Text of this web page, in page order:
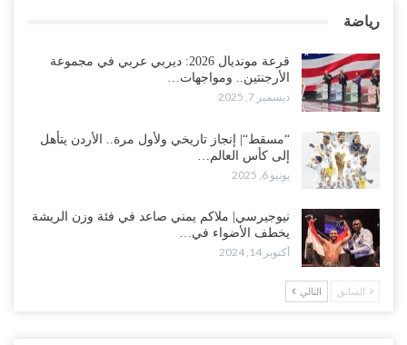
رياضة
قرعة مونديال 2026: ديربي عربي في مجموعة
الأرجنتين.. ومواجهات…
ديسمبر 7, 2025
“مسقط“| إنجاز تاريخي ولأول مرة.. الأردن يتأهل
إلى كأس العالم…
يونيو 6, 2025
نيوجيرسي| ملاكم يمني صاعد في فئة وزن الريشة
يخطف الأضواء في…
أكتوبر 14, 2024
السابق التالي